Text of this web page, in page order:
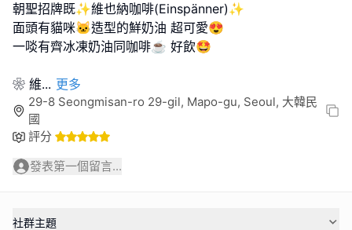
朝聖招牌既✨維也納咖啡(Einspänner)✨
面頭有貓咪🐱造型的鮮奶油 超可愛😍
一啖有齊冰凍奶油同咖啡☕️ 好飲🤩
❀ 維... 更多
29-8 Seongmisan-ro 29-gil, Mapo-gu, Seoul, 大韓民
國
評分
發表第一個留言...
社群主題